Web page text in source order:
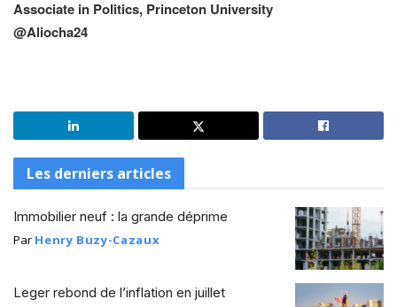
Associate in Politics, Princeton University
@Aliocha24
Les derniers articles
Immobilier neuf : la grande déprime
Par Henry Buzy-Cazaux
Leger rebond de l’inflation en juillet